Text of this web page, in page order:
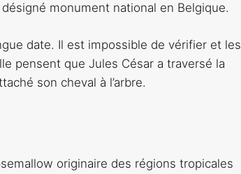
monument national en Belgique.
date. Il est impossible de vérifier et les
pensent que Jules César a traversé la
son cheval à l’arbre.
originaire des régions tropicales